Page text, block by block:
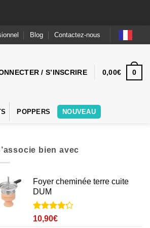
Blog Contactez-nous
/ S’INSCRIRE 0,00€ 0
POPPERS NOUVEAU
bien avec
Foyer cheminée terre cuite
DUM
Noté4.2
sur 5
6
10,90€